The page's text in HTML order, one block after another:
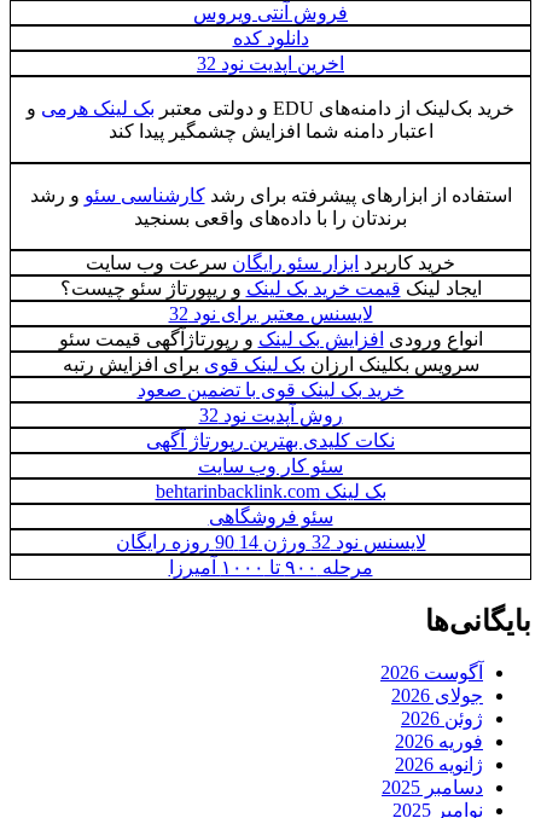
فروش آنتی ویروس
دانلود کده
اخرین اپدیت نود 32
خرید بک‌لینک از دامنه‌های EDU و دولتی معتبر بک لینک هرمی و
اعتبار دامنه شما افزایش چشمگیر پیدا کند
استفاده از ابزارهای پیشرفته برای رشدکارشناسی سئو و رشد
برندتان را با داده‌های واقعی بسنجید
خرید کاربرد ابزار سئو رایگان سرعت وب سایت
ایجاد لینک قیمت خرید بک لینک و ریپورتاژ سئو چیست؟
لایسنس معتبر برای نود 32
انواع ورودی افزایش بک لینک و رپورتاژآگهی قیمت سئو
سرویس بکلینک ارزان بک لینک قوی برای افزایش رتبه
خرید بک لینک قوی با تضمین صعود
روش آپدیت نود 32
نکات کلیدی بهترین رپورتاژ آگهی
سئو کار وب سایت
بک لینک behtarinbacklink.com
سئو فروشگاهی
لایسنس نود 32 ورژن 14 90 روزه رایگان
مرحله ۹۰۰ تا ۱۰۰۰ آمیرزا
بایگانی‌ها
آگوست 2026
جولای 2026
ژوئن 2026
فوریه 2026
ژانویه 2026
دسامبر 2025
نوامبر 2025